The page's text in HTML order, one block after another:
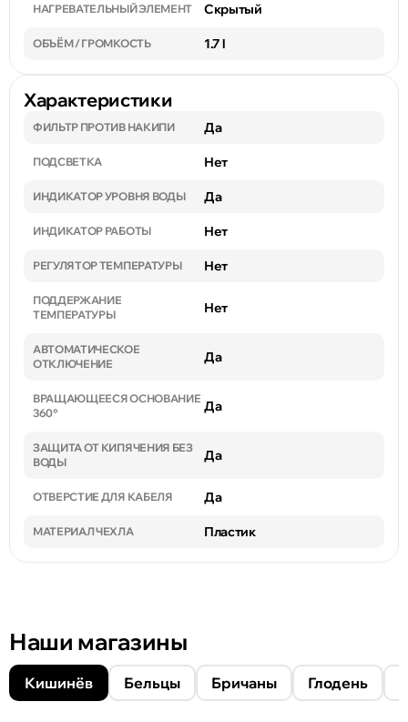
НАГРЕВАТЕЛЬНЫЙ ЭЛЕМЕНТ Скрытый
ОБЪЁМ / ГРОМКОСТЬ 1.7 l
Характеристики
ФИЛЬТР ПРОТИВ НАКИПИ Да
ПОДСВЕТКА Нет
ИНДИКАТОР УРОВНЯ ВОДЫ Да
ИНДИКАТОР РАБОТЫ Нет
РЕГУЛЯТОР ТЕМПЕРАТУРЫ Нет
ПОДДЕРЖАНИЕ
ТЕМПЕРАТУРЫ
Нет
АВТОМАТИЧЕСКОЕ
ОТКЛЮЧЕНИЕ
Да
ВРАЩАЮЩЕЕСЯ ОСНОВАНИЕ
360°
Да
ЗАЩИТА ОТ КИПЯЧЕНИЯ БЕЗ
ВОДЫ
Да
ОТВЕРСТИЕ ДЛЯ КАБЕЛЯ Да
МАТЕРИАЛ ЧЕХЛА Пластик
Наши магазины
Кишинёв Бельцы Бричаны Глодень